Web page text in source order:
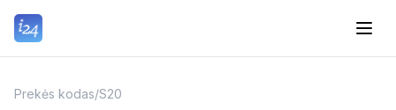
Prekės kodas/S20